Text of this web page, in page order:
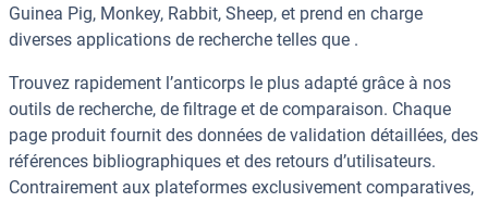
Guinea Pig, Monkey, Rabbit, Sheep, et prend en charge
diverses applications de recherche telles que .
Trouvez rapidement l’anticorps le plus adapté grâce à nos
outils de recherche, de filtrage et de comparaison. Chaque
page produit fournit des données de validation détaillées, des
références bibliographiques et des retours d’utilisateurs.
Contrairement aux plateformes exclusivement comparatives,